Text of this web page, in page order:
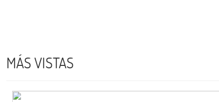
MÁS VISTAS